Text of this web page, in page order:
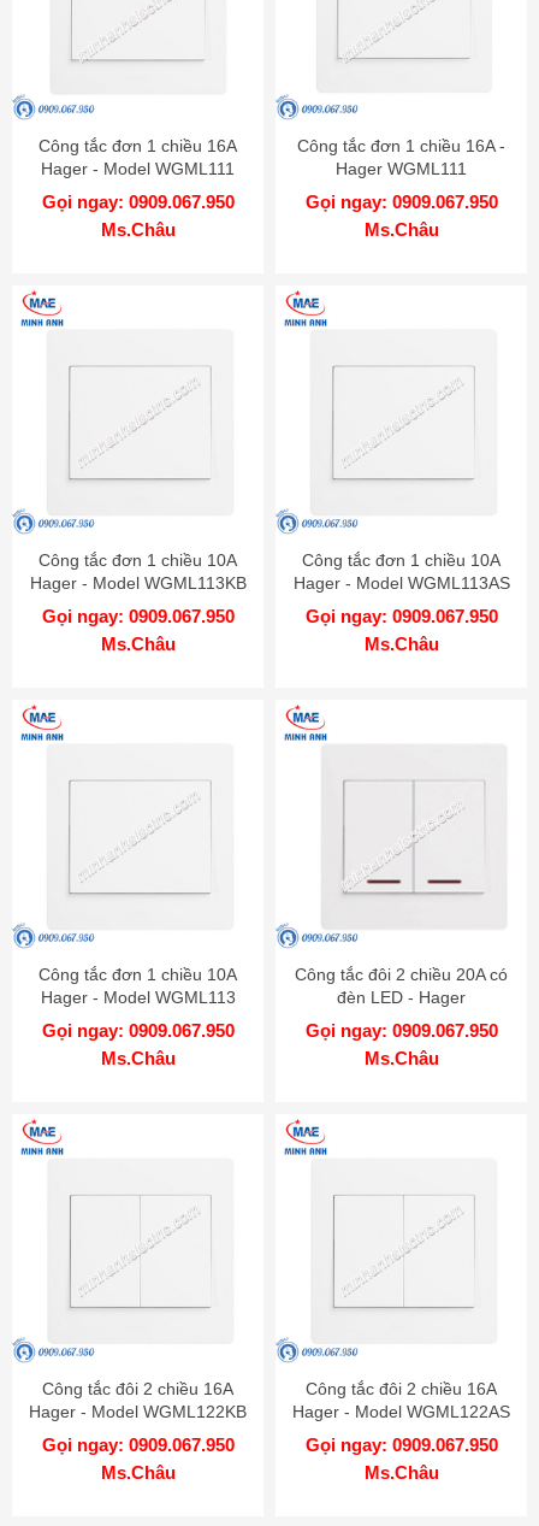
Công tắc đơn 1 chiều 16A
Hager - Model WGML111
Gọi ngay: 0909.067.950
Ms.Châu
Công tắc đơn 1 chiều 16A -
Hager WGML111
Gọi ngay: 0909.067.950
Ms.Châu
Công tắc đơn 1 chiều 10A
Hager - Model WGML113KB
Gọi ngay: 0909.067.950
Ms.Châu
Công tắc đơn 1 chiều 10A
Hager - Model WGML113AS
Gọi ngay: 0909.067.950
Ms.Châu
Công tắc đơn 1 chiều 10A
Hager - Model WGML113
Gọi ngay: 0909.067.950
Ms.Châu
Công tắc đôi 2 chiều 20A có
đèn LED - Hager
WGML2D2N
Gọi ngay: 0909.067.950
Ms.Châu
Công tắc đôi 2 chiều 16A
Hager - Model WGML122KB
Gọi ngay: 0909.067.950
Ms.Châu
Công tắc đôi 2 chiều 16A
Hager - Model WGML122AS
Gọi ngay: 0909.067.950
Ms.Châu